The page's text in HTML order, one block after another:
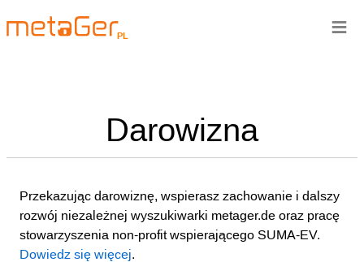
PL
Darowizna
Przekazując darowiznę, wspierasz zachowanie i dalszy
rozwój niezależnej wyszukiwarki metager.de oraz pracę
stowarzyszenia non-profit wspierającego SUMA-EV.
Dowiedz się więcej.
≡